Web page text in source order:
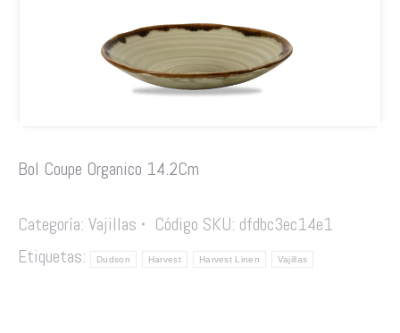
Bol Coupe Organico 14.2Cm
Categoría: Vajillas Código SKU: dfdbc3ec14e1
Etiquetas:
Dudson Harvest Harvest Linen Vajillas